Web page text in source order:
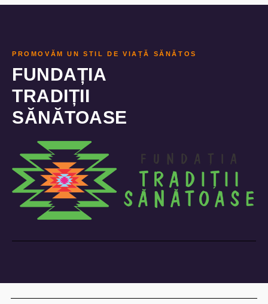
PROMOVĂM UN STIL DE VIAȚĂ SĂNĂTOS
FUNDAȚIA
TRADIȚII
SĂNĂTOASE